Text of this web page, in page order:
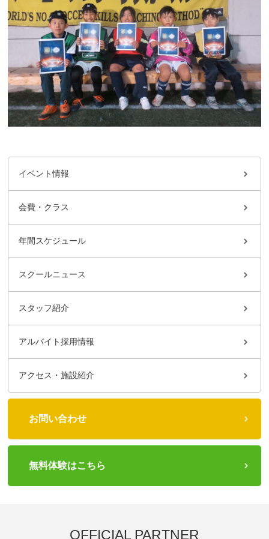
イベント情報
会費・クラス
年間スケジュール
スクールニュース
スタッフ紹介
アルバイト採用情報
アクセス・施設紹介
お問い合わせ
無料体験はこちら
OFFICIAL PARTNER